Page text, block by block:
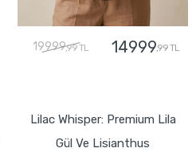
19999,99 TL 14999,99 TL
Lilac Whisper: Premium Lila
Gül Ve Lisianthus